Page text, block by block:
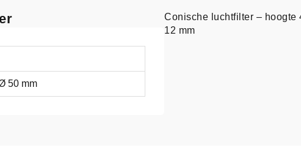
50 mm
Conische luchtfilter – hoogte
12 mm